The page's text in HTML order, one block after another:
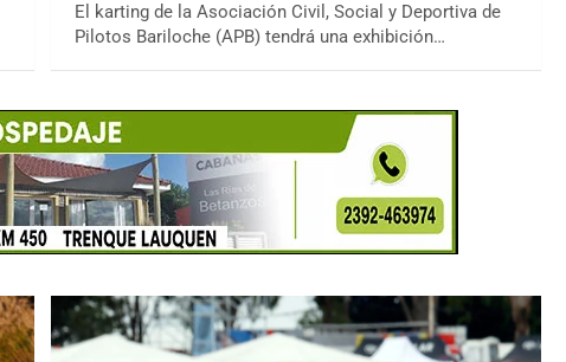
El karting de la Asociación Civil, Social y Deportiva de
Pilotos Bariloche (APB) tendrá una exhibición…